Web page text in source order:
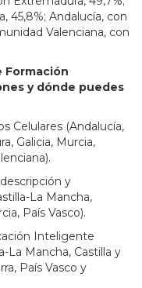
45,8%; Andalucía, con
Valenciana, con
Formación
y dónde puedes
Celulares (Andalucía,
Galicia, Murcia,
y
La Mancha,
País Vasco).
Inteligente
La Mancha, Castilla y
País Vasco y